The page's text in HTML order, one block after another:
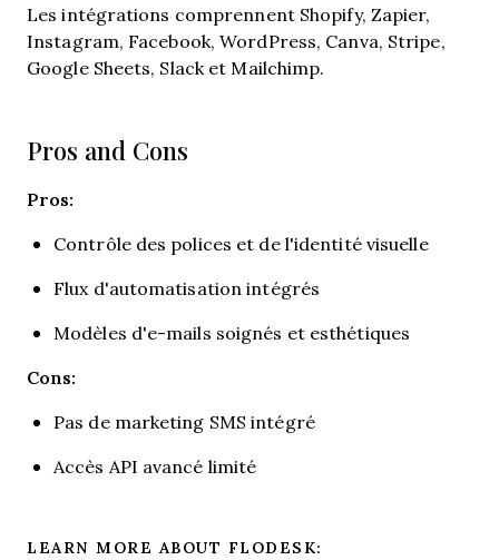
Les intégrations comprennent Shopify, Zapier,
Instagram, Facebook, WordPress, Canva, Stripe,
Google Sheets, Slack et Mailchimp.
Pros and Cons
Pros:
Contrôle des polices et de l'identité visuelle
Flux d'automatisation intégrés
Modèles d'e-mails soignés et esthétiques
Cons:
Pas de marketing SMS intégré
Accès API avancé limité
LEARN MORE ABOUT FLODESK: